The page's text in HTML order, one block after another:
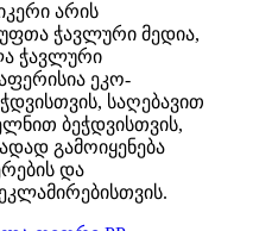
არის
ჭავლური მედია,
ჭავლური
ეკო-
საღებავით
ბეჭდვისთვის,
გამოიყენება
და